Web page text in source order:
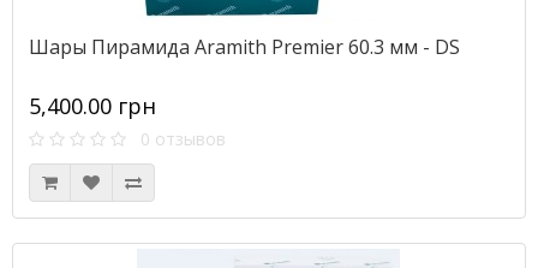
Шары Пирамида Aramith Premier 60.3 мм - DS
5,400.00 грн
0 отзывов